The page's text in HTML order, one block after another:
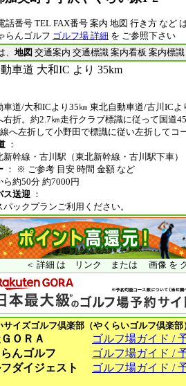
話番号 TEL FAX番号 案内 地図 行き方 など
んゴルフ ゴルフ場 詳細 を ご参照下さい
、 地図 交通案内 交通標識 案内看板 案内標
車道 大和IC より 35km
車道/大和ICより35㎞ 東北自動車道/古川IC
右折。約2.7㎞走行クラブ標識に従って国道
へ左折して小野田で標識に従い左折してコ
：
新幹線・古川駅（東北新幹線・古川駅下車）
： ※ ご参考 目安 時間 金額 など
ら約50分 約7000円
ス送迎 ：
ックプランご利用ください。
＜ 詳細 は リンク または 画像 を ク
サイズゴルフ倶楽部（やくらいゴルフ倶楽部
ＯＲＡ
ゴルフ場ガイド /
んゴルフ
ゴルフ場ガイド /
ダイジェスト
ゴルフ場ガイド /